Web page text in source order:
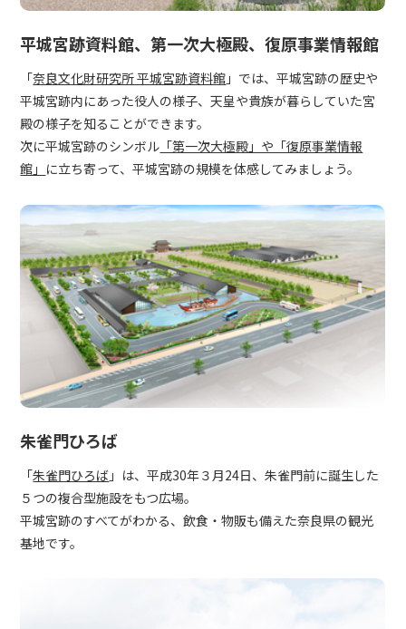
平城宮跡資料館、第一次大極殿、復原事業情報館
「奈良文化財研究所 平城宮跡資料館 」では、平城宮跡の歴史や
平城宮跡内にあった役人の様子、天皇や貴族が暮らしていた宮
殿の様子を知ることができます。
次に平城宮跡のシンボル 「第一次大極殿」や「復原事業情報
館」 に立ち寄って、平城宮跡の規模を体感してみましょう。
朱雀門ひろば
「朱雀門ひろば 」は、平成30年３月24日、朱雀門前に誕生した
５つの複合型施設をもつ広場。
平城宮跡のすべてがわかる、飲食・物販も備えた奈良県の観光
基地です。